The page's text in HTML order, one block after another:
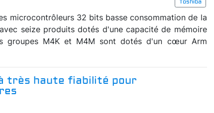
Toshiba
microcontrôleurs 32 bits basse consommation de la
seize produits dotés d'une capacité de mémoire
groupes M4K et M4M sont dotés d'un cœur Arm
très haute fiabilité pour